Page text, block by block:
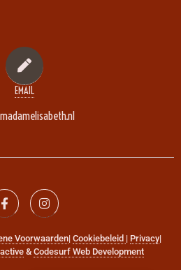
EMAIL
Voorwaarden| Cookiebeleid | Privacy|
& Codesurf Web Development